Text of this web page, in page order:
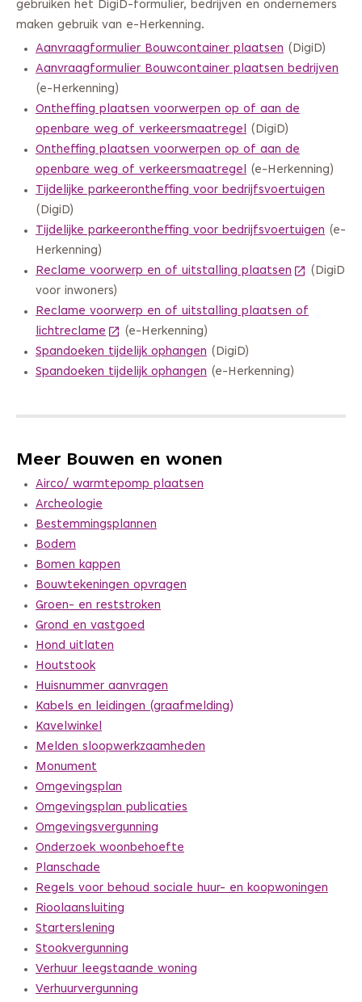
gebruiken het DigiD-formulier, bedrijven en ondernemers
maken gebruik van e-Herkenning.
Aanvraagformulier Bouwcontainer plaatsen (DigiD)
Aanvraagformulier Bouwcontainer plaatsen bedrijven
(e-Herkenning)
Ontheffing plaatsen voorwerpen op of aan de
openbare weg of verkeersmaatregel
(DigiD)
Ontheffing plaatsen voorwerpen op of aan de
openbare weg of verkeersmaatregel
(e-Herkenning)
Tijdelijke parkeerontheffing voor bedrijfsvoertuigen
(DigiD)
Tijdelijke parkeerontheffing voor bedrijfsvoertuigen (e-
Herkenning)
Reclame voorwerp en of uitstalling plaatsen (Deze link
(DigiD
voor inwoners)
Reclame voorwerp en of uitstalling plaatsen of
lichtreclame (Deze link gaat naar een andere website)
(e-Herkenning)
Spandoeken tijdelijk ophangen (DigiD)
Spandoeken tijdelijk ophangen (e-Herkenning)
Meer Bouwen en wonen
Airco/ warmtepomp plaatsen
Archeologie
Bestemmingsplannen
Bodem
Bomen kappen
Bouwtekeningen opvragen
Groen- en reststroken
Grond en vastgoed
Hond uitlaten
Houtstook
Huisnummer aanvragen
Kabels en leidingen (graafmelding)
Kavelwinkel
Melden sloopwerkzaamheden
Monument
Omgevingsplan
Omgevingsplan publicaties
Omgevingsvergunning
Onderzoek woonbehoefte
Planschade
Regels voor behoud sociale huur- en koopwoningen
Rioolaansluiting
Starterslening
Stookvergunning
Verhuur leegstaande woning
Verhuurvergunning